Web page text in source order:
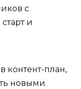
с
и
контент-план,
новыми